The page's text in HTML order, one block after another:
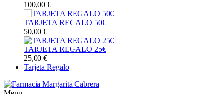
100,00 €
TARJETA REGALO 50€
50,00 €
TARJETA REGALO 25€
25,00 €
Tarjeta Regalo